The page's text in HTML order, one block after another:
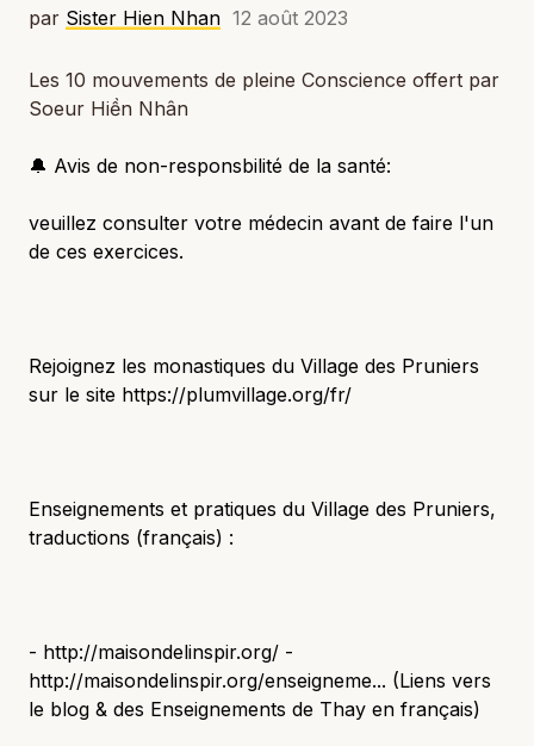
par Sister Hien Nhan 12 août 2023
Les 10 mouvements de pleine Conscience offert par
Soeur Hiền Nhân
🔔 Avis de non-responsbilité de la santé:
veuillez consulter votre médecin avant de faire l'un
de ces exercices.
Rejoignez les monastiques du Village des Pruniers
sur le site https://plumvillage.org/fr/
Enseignements et pratiques du Village des Pruniers,
traductions (français) :
- http://maisondelinspir.org/ -
http://maisondelinspir.org/enseigneme... (Liens vers
le blog & des Enseignements de Thay en français)